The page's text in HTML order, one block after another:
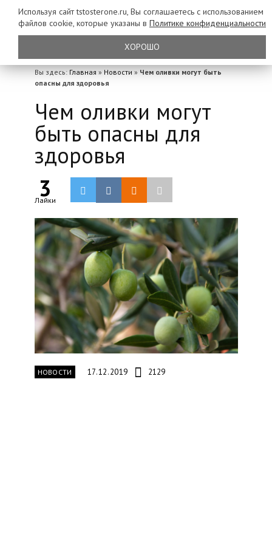
Вы здесь: Главная » Новости » Чем оливки могут быть
опасны для здоровья
Чем оливки могут
быть опасны для
здоровья
3
Лайки
НОВОСТИ 17.12.2019 2129
Используя сайт tstosterone.ru, Вы соглашаетесь с использованием
файлов cookie, которые указаны в Политике конфиденциальности
ХОРОШО